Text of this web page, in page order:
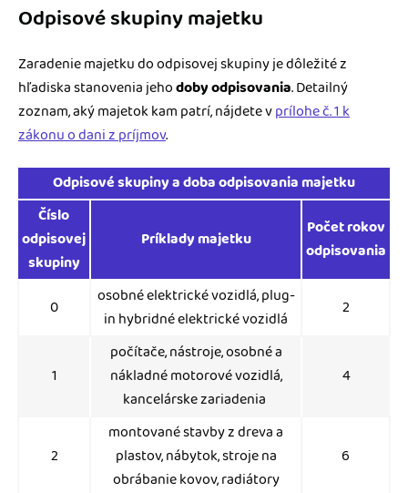
Odpisové skupiny majetku
Zaradenie majetku do odpisovej skupiny je dôležité z
hľadiska stanovenia jehodoby odpisovania. Detailný
zoznam, aký majetok kam patrí, nájdete vprílohe č. 1 k
zákonu o dani z príjmov.
Odpisové skupiny a doba odpisovania majetku
Číslo
odpisovej
skupiny
Príklady majetku
Počet rokov
odpisovania
0
osobné elektrické vozidlá, plug-
in hybridné elektrické vozidlá
2
1
počítače, nástroje, osobné a
nákladné motorové vozidlá,
kancelárske zariadenia
4
2
montované stavby z dreva a
plastov, nábytok, stroje na
obrábanie kovov, radiátory
6